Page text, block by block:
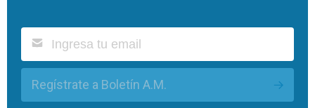
Regístrate a Boletín A.M.